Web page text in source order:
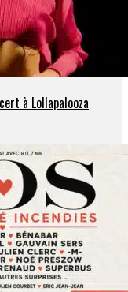
à Lollapalooza